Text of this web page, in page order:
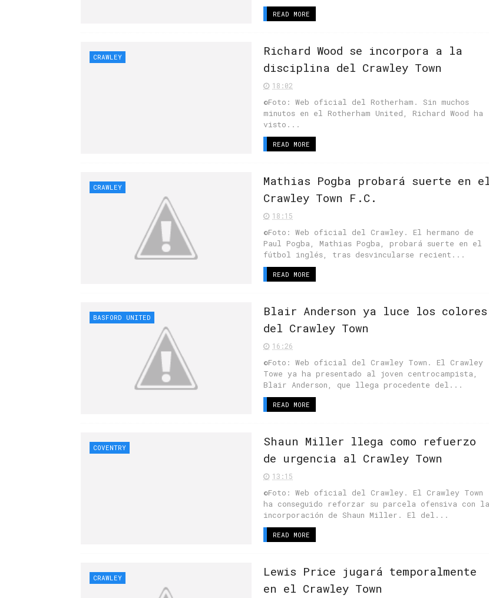
READ MORE
CRAWLEY
Richard Wood se incorpora a la
disciplina del Crawley Town
18:02
©Foto: Web oficial del Rotherham. Sin muchos
minutos en el Rotherham United, Richard Wood ha
visto...
READ MORE
CRAWLEY
Mathias Pogba probará suerte en
Crawley Town F.C.
18:15
©Foto: Web oficial del Crawley. El hermano de
Paul Pogba, Mathias Pogba, probará suerte en el
fútbol inglés, tras desvincularse recient...
READ MORE
BASFORD UNITED
Blair Anderson ya luce los colores
del Crawley Town
16:26
©Foto: Web oficial del Crawley Town. El Crawley
Towe ya ha presentado al joven centrocampista,
Blair Anderson, que llega procedente del...
READ MORE
COVENTRY
Shaun Miller llega como refuerzo
de urgencia al Crawley Town
13:15
©Foto: Web oficial del Crawley. El Crawley Town
ha conseguido reforzar su parcela ofensiva con la
incorporación de Shaun Miller. El del...
READ MORE
CRAWLEY
Lewis Price jugará temporalmente
en el Crawley Town